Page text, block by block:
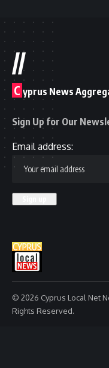
//
C yprus News
Sign Up for Our
Email address:
© 2026 Cyprus Local Net
Rights Reserved.